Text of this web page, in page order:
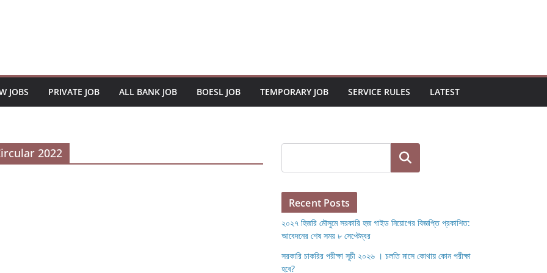
JOBS PRIVATE JOB ALL BANK JOB BOESL JOB TEMPORARY JOB SERVICE RULES LATEST
2022 Search
Recent Posts
২০২৭ হিজরি মৌসুমে সরকারি হজ গাইড নিয়োগের বিজ্ঞপ্তি প্রকাশিত:
আবেদনের শেষ সময় ৮ সেপ্টেম্বর
সরকারি চাকরির পরীক্ষা সূচী ২০২৬ । চলতি মাসে কোথায় কোন পরীক্ষা
হবে?